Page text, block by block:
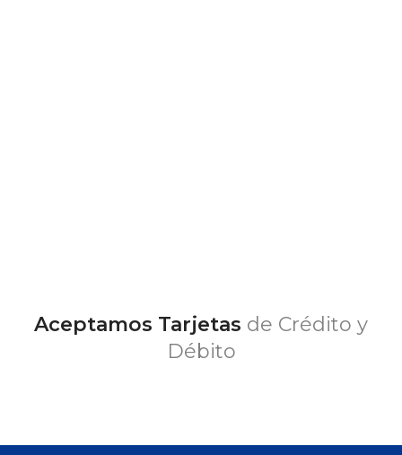
Aceptamos Tarjetas de Crédito y
Débito